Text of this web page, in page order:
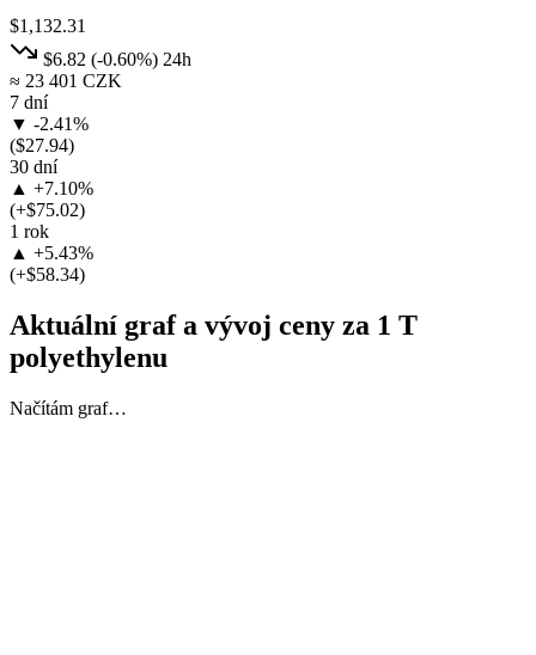
$1,132.31
$6.82 (-0.60%) 24h
≈ 23 401 CZK
7 dní
▼ -2.41%
($27.94)
30 dní
▲ +7.10%
(+$75.02)
1 rok
▲ +5.43%
(+$58.34)
Aktuální graf a vývoj ceny za 1 T
polyethylenu
Načítám graf…